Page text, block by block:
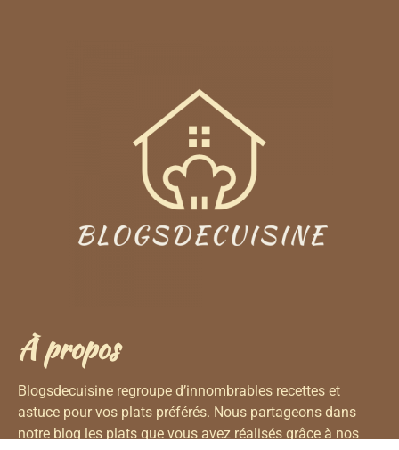
À propos
Blogsdecuisine regroupe d’innombrables recettes et
astuce pour vos plats préférés. Nous partageons dans
notre blog les plats que vous avez réalisés grâce à nos